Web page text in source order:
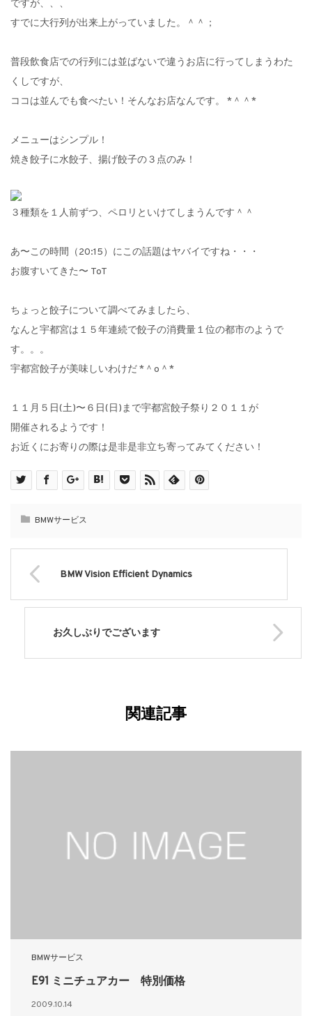
ですが、、、
すでに大行列が出来上がっていました。＾＾；
普段飲食店での行列には並ばないで違うお店に行ってしまうわた
くしですが、
ココは並んでも食べたい！そんなお店なんです。 *＾＾*
メニューはシンプル！
焼き餃子に水餃子、揚げ餃子の３点のみ！
３種類を１人前ずつ、ペロリといけてしまうんです＾＾
あ〜この時間（20:15）にこの話題はヤバイですね・・・
お腹すいてきた〜 ToT
ちょっと餃子について調べてみましたら、
なんと宇都宮は１５年連続で餃子の消費量１位の都市のようで
す。。。
宇都宮餃子が美味しいわけだ *＾o＾*
１１月５日(土)〜６日(日)まで宇都宮餃子祭り２０１１が
開催されるようです！
お近くにお寄りの際は是非是非立ち寄ってみてください！
BMWサービス
BMW Vision Efficient Dynamics
お久しぶりでございます
関連記事
BMWサービス
E91 ミニチュアカー 特別価格
2009.10.14